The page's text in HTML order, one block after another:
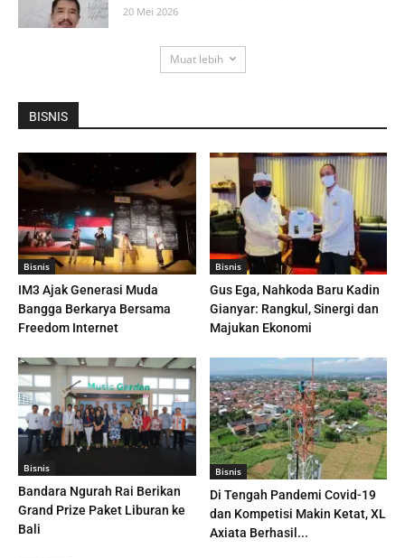
20 Mei 2026
Muat lebih
BISNIS
Bisnis
IM3 Ajak Generasi Muda
Bangga Berkarya Bersama
Freedom Internet
Bisnis
Gus Ega, Nahkoda Baru Kadin
Gianyar: Rangkul, Sinergi dan
Majukan Ekonomi
Bisnis
Bandara Ngurah Rai Berikan
Grand Prize Paket Liburan ke
Bali
Bisnis
Di Tengah Pandemi Covid-19
dan Kompetisi Makin Ketat, XL
Axiata Berhasil...